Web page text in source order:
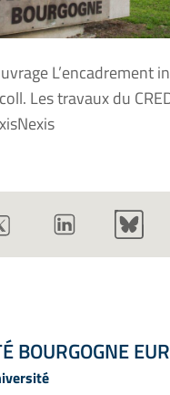
L’encadrement
Les travaux du
BOURGOGNE